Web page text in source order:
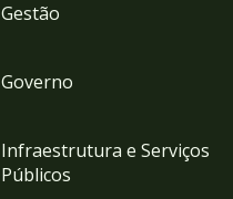
Gestão
Governo
Infraestrutura e Serviços
Públicos